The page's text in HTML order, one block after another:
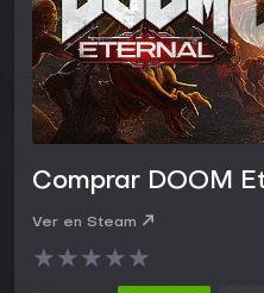
Comprar DOOM
Ver en Steam
★★★★★